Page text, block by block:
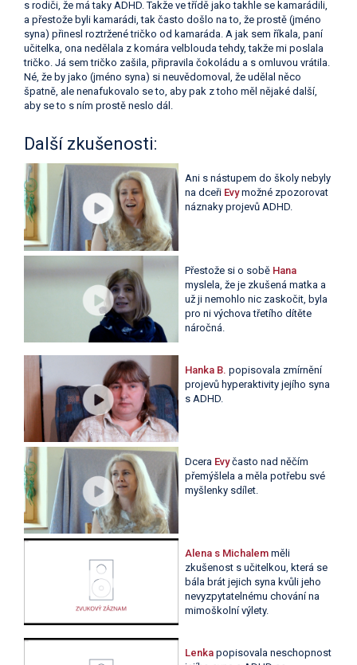
s rodiči, že má taky ADHD. Takže ve třídě jako takhle se kamarádili,
a přestože byli kamarádi, tak často došlo na to, že prostě (jméno
syna) přinesl roztržené tričko od kamaráda. A jak sem říkala, paní
učitelka, ona nedělala z komára velblouda tehdy, takže mi poslala
tričko. Já sem tričko zašila, připravila čokoládu a s omluvou vrátila.
Né, že by jako (jméno syna) si neuvědomoval, že udělal něco
špatně, ale nenafukovalo se to, aby pak z toho měl nějaké další,
aby se to s ním prostě neslo dál.
Další zkušenosti:
Ani s nástupem do školy nebyly
na dceři Evymožné zpozorovat
náznaky projevů ADHD.
Přestože si o sobě Hana
myslela, že je zkušená matka a
už ji nemohlo nic zaskočit, byla
pro ni výchova třetího dítěte
náročná.
Hanka B. popisovala zmírnění
projevů hyperaktivity jejího syna
s ADHD.
Dcera Evyčasto nad něčím
přemýšlela a měla potřebu své
myšlenky sdílet.
Alena s Michalem měli
zkušenost s učitelkou, která se
bála brát jejich syna kvůli jeho
nevyzpytatelnému chování na
mimoškolní výlety.
Lenka popisovala neschopnost